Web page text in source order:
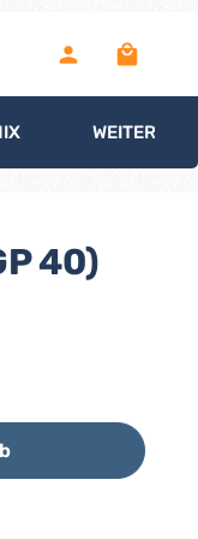
WEITERE
40)
oder